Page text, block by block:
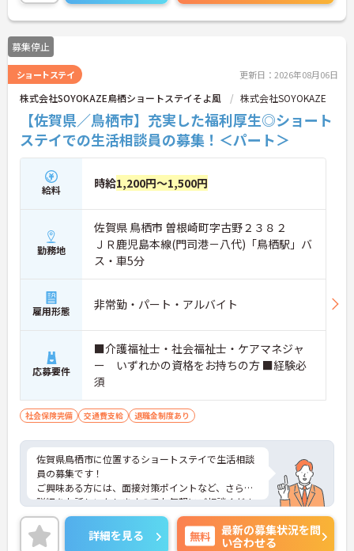
募集停止
ショートステイ 更新日：2026年08月06日
株式会社SOYOKAZE鳥栖ショートステイそよ風 株式会社SOYOKAZE
【佐賀県／鳥栖市】充実した福利厚生◎ショート
ステイでの生活相談員の募集！＜パート＞
給料 時給1,200円～1,500円
勤務地
佐賀県 鳥栖市 曽根崎町字古野２３８２
ＪＲ鹿児島本線(門司港－八代)「鳥栖駅」バ
ス・車5分
雇用形態 非常勤・パート・アルバイト
応募要件
■介護福祉士・社会福祉士・ケアマネジャ
ー いずれかの資格をお持ちの方 ■経験必
須
社会保険完備 交通費支給 退職金制度あり
佐賀県鳥栖市に位置するショートステイで生活相談
員の募集です！
ご興味ある方には、面接対策ポイントなど、さらに
詳細をお話しいたしますのでお気軽にご相談くださ
い！
詳細を見る 無料
最新の募集状況を問
い合わせる